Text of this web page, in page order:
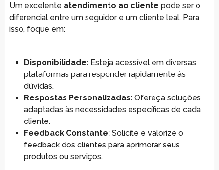
Um excelente atendimento ao cliente pode ser o
diferencial entre um seguidor e um cliente leal. Para
isso, foque em:
Disponibilidade:Esteja acessível em diversas
plataformas para responder rapidamente às
dúvidas.
Respostas Personalizadas:Ofereça soluções
adaptadas às necessidades específicas de cada
cliente.
Feedback Constante:Solicite e valorize o
feedback dos clientes para aprimorar seus
produtos ou serviços.